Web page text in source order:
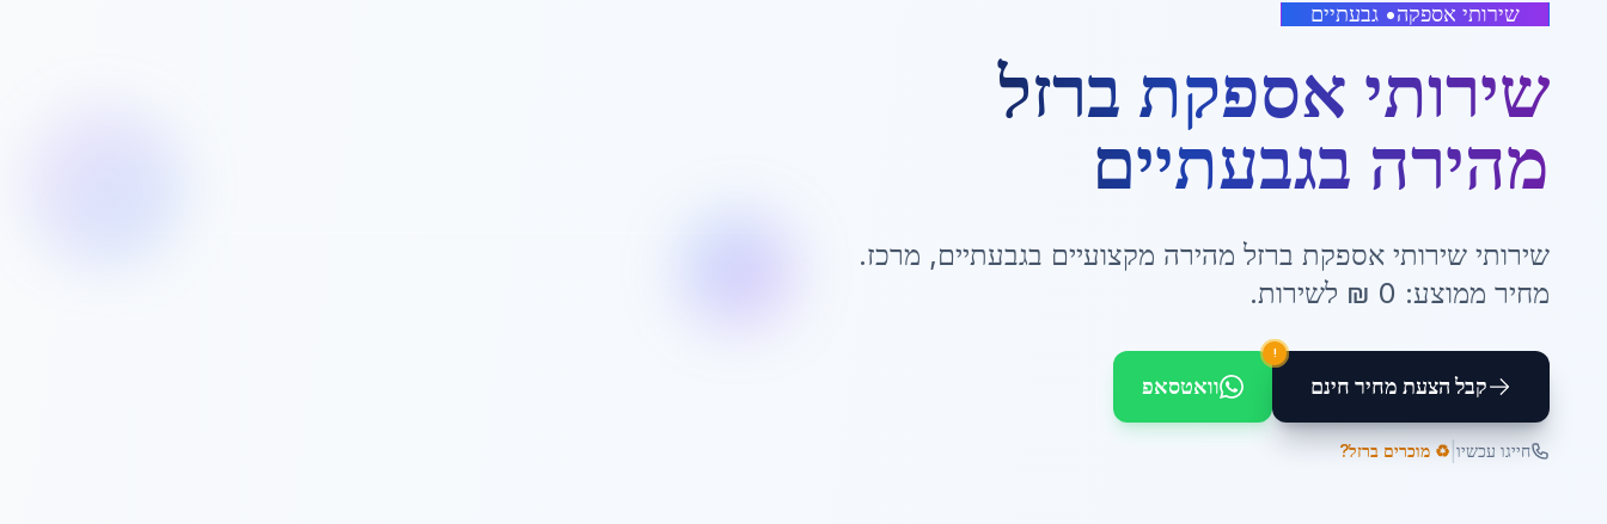
שירותי אספקה• גבעתיים
שירותי אספקת ברזל
מהירה בגבעתיים
שירותי שירותי אספקת ברזל מהירה מקצועיים בגבעתיים, מרכז.
מחיר ממוצע: 0 ₪ לשירות.
קבל הצעת מחיר חינם
!
וואטסאפ
חייגו עכשיו ♻️ מוכרים ברזל?